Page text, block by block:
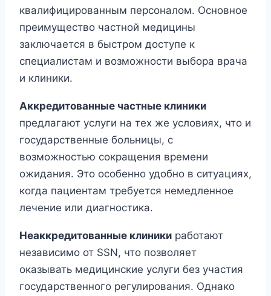
квалифицированным персоналом. Основное
преимущество частной медицины
заключается в быстром доступе к
специалистам и возможности выбора врача
и клиники.
Аккредитованные частные клиники
предлагают услуги на тех же условиях, что и
государственные больницы, с
возможностью сокращения времени
ожидания. Это особенно удобно в ситуациях,
когда пациентам требуется немедленное
лечение или диагностика.
Неаккредитованные клиники работают
независимо от SSN, что позволяет
оказывать медицинские услуги без участия
государственного регулирования. Однако